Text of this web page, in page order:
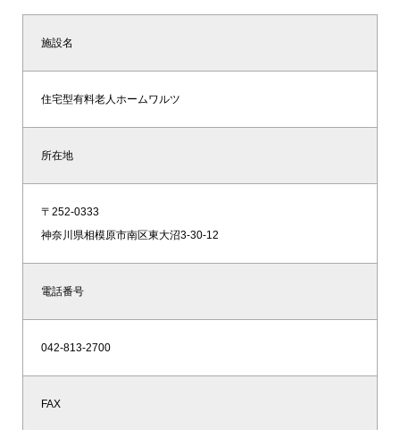
施設名
住宅型有料老人ホームワルツ
所在地
〒252-0333
神奈川県相模原市南区東大沼3-30-12
電話番号
042-813-2700
FAX